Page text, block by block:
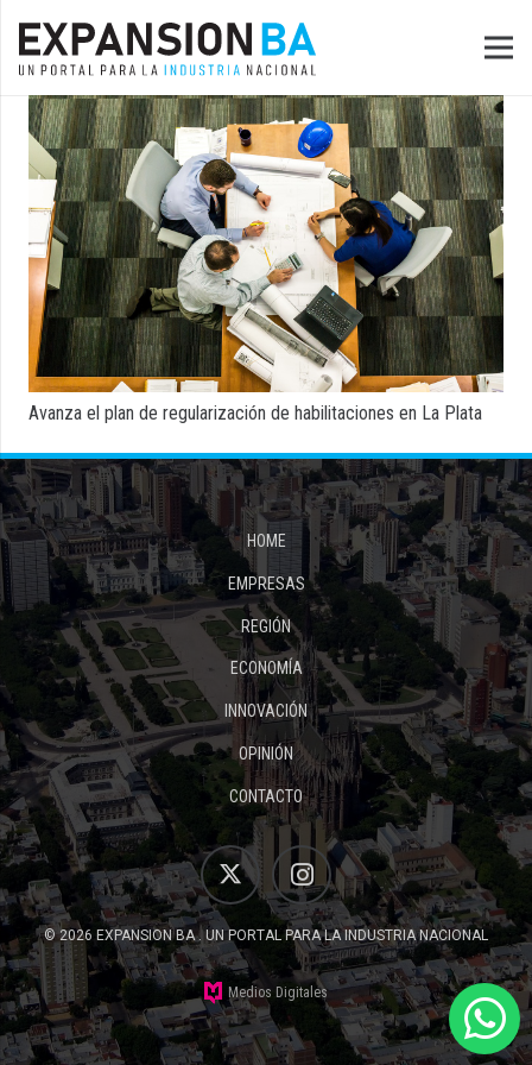
Avanza el plan de regularización de habilitaciones en La Plata
HOME
EMPRESAS
REGIÓN
ECONOMÍA
INNOVACIÓN
OPINIÓN
CONTACTO
© 2026 EXPANSION BA . UN PORTAL PARA LA INDUSTRIA NACIONAL
Medios Digitales